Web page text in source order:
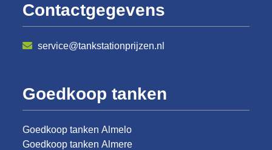
Contactgegevens
service@tankstationprijzen.nl
Goedkoop tanken
Goedkoop tanken Almelo
Goedkoop tanken Almere